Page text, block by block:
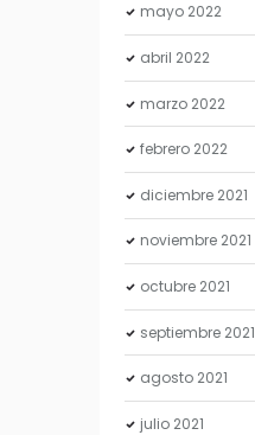
mayo 2022
abril 2022
marzo 2022
febrero 2022
diciembre 2021
noviembre 2021
octubre 2021
septiembre 2021
agosto 2021
julio 2021